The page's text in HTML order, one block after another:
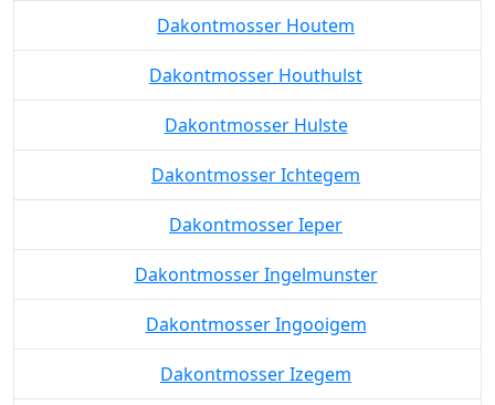
Dakontmosser Houtem
Dakontmosser Houthulst
Dakontmosser Hulste
Dakontmosser Ichtegem
Dakontmosser Ieper
Dakontmosser Ingelmunster
Dakontmosser Ingooigem
Dakontmosser Izegem